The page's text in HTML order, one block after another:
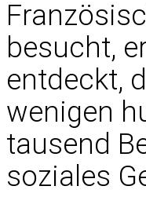
besucht,
entdeckt,
wenigen
tausend
soziales